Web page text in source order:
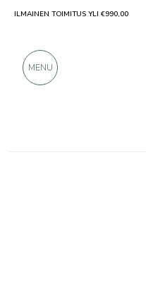
ILMAINEN TOIMITUS YLI €990,00
MENU